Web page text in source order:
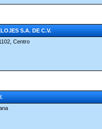
S.A. DE C.V.
Centro